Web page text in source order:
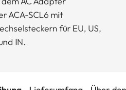
ACA-SCL6 mit
für EU, US,
IN.